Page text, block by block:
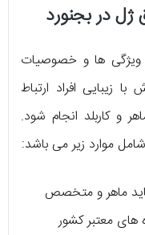
ژل در بجنورد
ویژگی ها و خصوصیات
زیبایی افراد ارتباط
و کاربلد انجام شود.
موارد زیر می باشد:
ماهر و متخصص
های معتبر کشور